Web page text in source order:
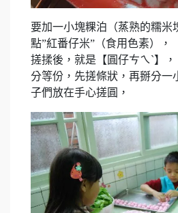
要加一小塊粿泊（蒸熟的糯米
點”紅番仔米”（食用色素），
搓揉後，就是【圓仔ㄘㄟˋ】，
分等份，先搓條狀，再掰分一
子們放在手心搓圓，